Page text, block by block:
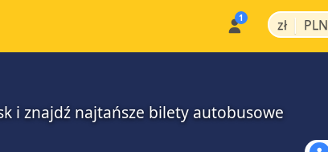
zł | PLN
i znajdź najtańsze bilety autobusowe